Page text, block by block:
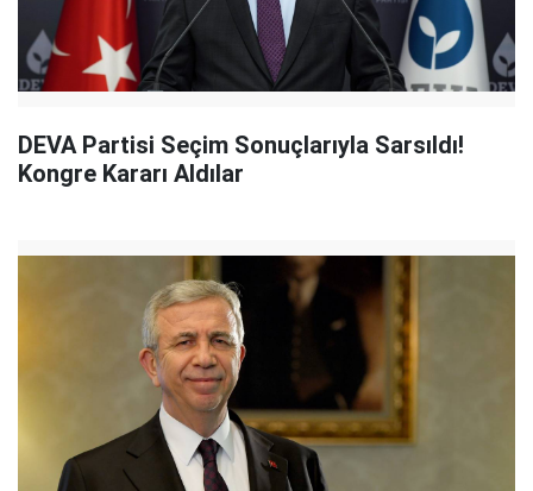
DEVA Partisi Seçim Sonuçlarıyla Sarsıldı!
Kongre Kararı Aldılar